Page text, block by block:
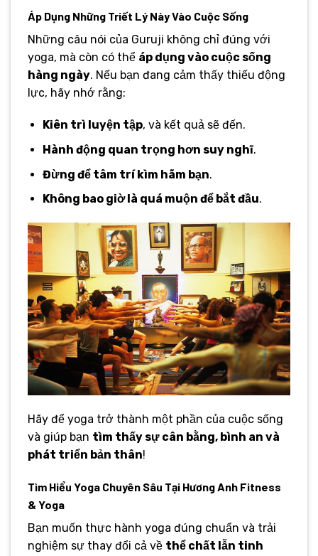
Áp Dụng Những Triết Lý Này Vào Cuộc Sống
Những câu nói của Guruji không chỉ đúng với
yoga, mà còn có thể áp dụng vào cuộc sống
hàng ngày. Nếu bạn đang cảm thấy thiếu động
lực, hãy nhớ rằng:
Kiên trì luyện tập, và kết quả sẽ đến.
Hành động quan trọng hơn suy nghĩ.
Đừng để tâm trí kìm hãm bạn.
Không bao giờ là quá muộn để bắt đầu.
Hãy để yoga trở thành một phần của cuộc sống
và giúp bạn tìm thấy sự cân bằng, bình an và
phát triển bản thân!
Tìm Hiểu Yoga Chuyên Sâu Tại Hương Anh Fitness
& Yoga
Bạn muốn thực hành yoga đúng chuẩn và trải
nghiệm sự thay đổi cả về thể chất lẫn tinh